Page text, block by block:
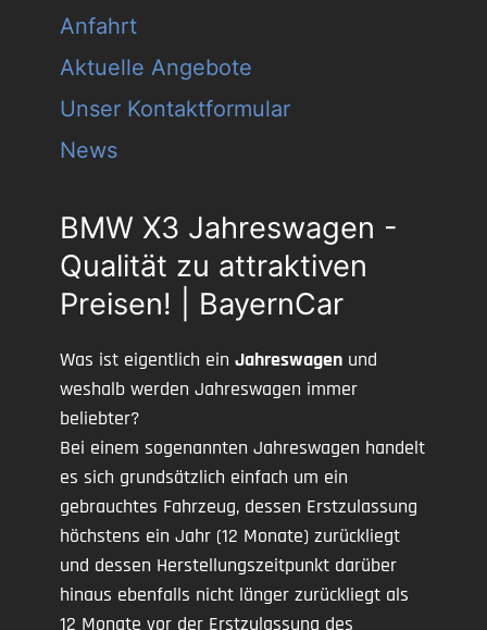
Anfahrt
Aktuelle Angebote
Unser Kontaktformular
News
BMW X3 Jahreswagen -
Qualität zu attraktiven
Preisen! | BayernCar
Was ist eigentlich ein Jahreswagen und
weshalb werden Jahreswagen immer
beliebter?
Bei einem sogenannten Jahreswagen handelt
es sich grundsätzlich einfach um ein
gebrauchtes Fahrzeug, dessen Erstzulassung
höchstens ein Jahr (12 Monate) zurückliegt
und dessen Herstellungszeitpunkt darüber
hinaus ebenfalls nicht länger zurückliegt als
12 Monate vor der Erstzulassung des